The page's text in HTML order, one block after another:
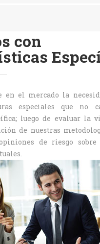
con
en el mercado la
especiales que no
luego de evaluar la
de nuestras
de riesgo sobre